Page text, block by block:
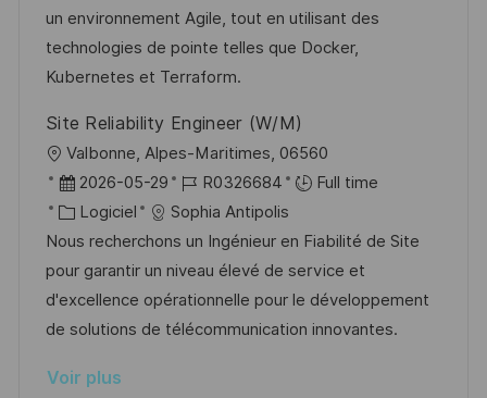
a
t
i
n
f
f
g
n
c
e
u
p
o
s
t
e
r
i
un environnement Agile, tout en utilisant des
technologies de pointe telles que Docker,
Kubernetes et Terraform.
Site Reliability Engineer (W/M)
o
c
a
l
i
s
t
Valbonne, Alpes-Maritimes, 06560
D
a
t
e
d
’
f
2026-05-29
R
é
f
é
r
e
R0326684
Full time
C
a
t
é
g
r
Logiciel
Sophia Antipolis
Nous recherchons un Ingénieur en Fiabilité de Site
pour garantir un niveau élevé de service et
d'excellence opérationnelle pour le développement
de solutions de télécommunication innovantes.
Voir plus